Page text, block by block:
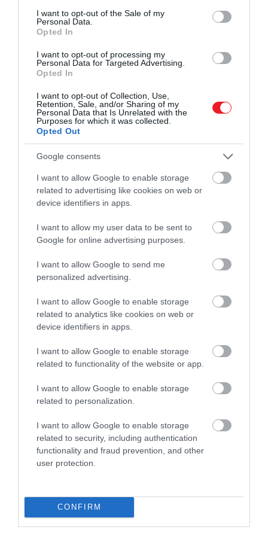
consent section.
I want to opt-out of the Sale of my
Personal Data.
Opted In
I want to opt-out of processing my
Personal Data for Targeted Advertising.
Opted In
I want to opt-out of Collection, Use,
Retention, Sale, and/or Sharing of my
Personal Data that Is Unrelated with the
Purposes for which it was collected.
Opted Out
Google consents
I want to allow Google to enable storage
related to advertising like cookies on web or
device identifiers in apps.
I want to allow my user data to be sent to
Google for online advertising purposes.
I want to allow Google to send me
personalized advertising.
I want to allow Google to enable storage
related to analytics like cookies on web or
device identifiers in apps.
I want to allow Google to enable storage
related to functionality of the website or app.
I want to allow Google to enable storage
related to personalization.
I want to allow Google to enable storage
related to security, including authentication
functionality and fraud prevention, and other
user protection.
CONFIRM
Gyorgy Barna/Shutterstock
Nem mindenki fogadta lelkesedéssel a
változtatásokat. Az étterem- és bárüzemeltetők
szerint az ország egész évben virágzó teraszkultúrája
komoly bevételkieséstől tartanak.
Spanyolországban egyébként 2011 óta tilos
szigorítás pedig a közterek nagy részét
érintené.
Ezt is olvasd el!
Franciaország szigorít: óriási büntetésre
számíthat az, aki a tengerparton
a pontos hatálybalépés ideje egyelőre nem
ismert. A portál emlékeztet, hogy Spanyolország
ezzel a lépéssel ahhoz az európai trendhez
csatlakozik, amely Franciaországban már idén
nyáron életbe lépett: ott a strandokon, parkokban,
dohányzás, bár a kávézók és bárok teraszait
egyelőre nem érintette a tilalom.
Olvasd el ezt is!
Portugáliát letaszították a trónról: már
szörfhelyeket
Több száz csirke lepte el ezt a gyönyörű